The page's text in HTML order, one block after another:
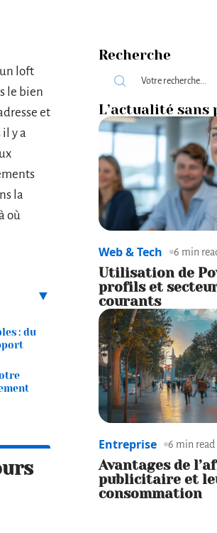
loft
le bien
et
y a
la
où
: du
Recherche
L’actualité sans
Web & Tech 6 min
Utilisation de
profils et
courants
Entreprise 6 min read
Avantages de
publicitaire et
consommation